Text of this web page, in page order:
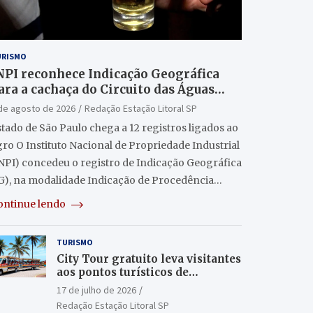
reconhece Indicação Geográfica
a cachaça do Circuito das Águas
agosto de 2026
Redação Estação Litoral SP
de São Paulo chega a 12 registros ligados ao
O Instituto Nacional de Propriedade Industrial
concedeu o registro de Indicação Geográfica
na modalidade Indicação de Procedência…
lendo
TURISMO
City Tour gratuito leva visitantes
aos pontos turísticos de
Itanhaém
17 de julho de 2026
Redação Estação Litoral SP